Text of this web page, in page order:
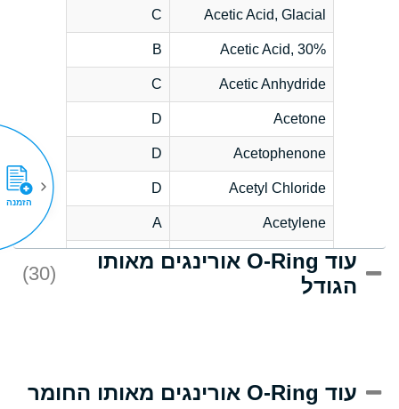
Acetic Acid, Glacial
C
Acetic Acid, 30%
B
Acetic Anhydride
C
Acetone
D
Acetophenone
D
Acetyl Chloride
D
Acetylene
A
Acrlylonitrile
D
Adipic Acid
(Aqueous)
עוד O-Ring אורינגים מאותו
הגודל
(30)
עוד O-Ring אורינגים מאותו החומר
הזמנה